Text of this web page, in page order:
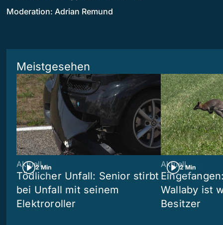
Moderation: Adrian Remund
Meistgesehen
2 Min
Aktuell
Tödlicher Unfall: Senior stirbt
bei Unfall mit seinem
Elektroroller
2 Min
Aktuell
Wallaby ist
Besitzer